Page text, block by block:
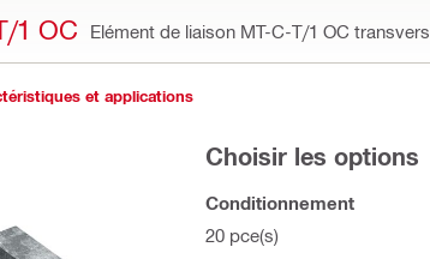
1 OC Elément de liaison MT-C-T/1 OC transvers
et applications
Choisir les options
Conditionnement
20 pce(s)